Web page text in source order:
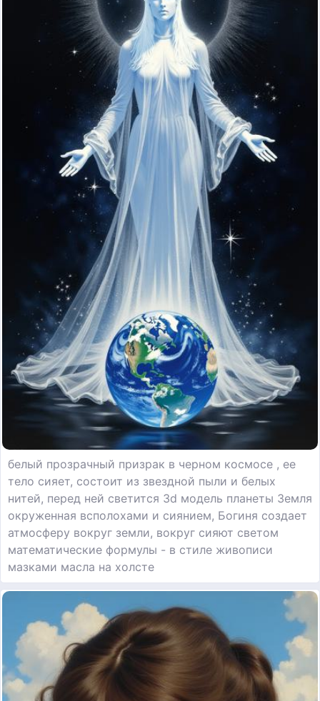
белый прозрачный призрак в черном космосе , ее
тело сияет, состоит из звездной пыли и белых
нитей, перед ней светится 3d модель планеты Земля
окруженная всполохами и сиянием, Богиня создает
атмосферу вокруг земли, вокруг сияют светом
математические формулы - в стиле живописи
мазками масла на холсте